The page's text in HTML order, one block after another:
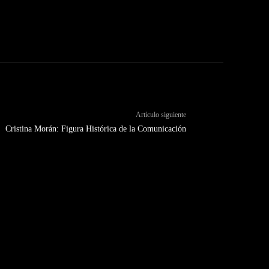
Artículo siguiente
Cristina Morán: Figura Histórica de la Comunicación